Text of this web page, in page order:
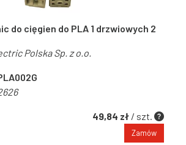
do cięgien do PLA 1 drzwiowych 2
Polska Sp. z o.o.
49,84 zł / szt.
Zamów